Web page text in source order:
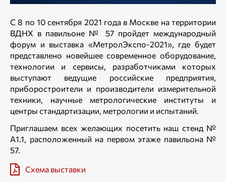
С 8 по 10 сентября 2021 года в Москве на территории
ВДНХ в павильоне № 57 пройдет международный
форум и выставка «МетролЭкспо-2021», где будет
представлено новейшее современное оборудование,
технологии и сервисы, разработчиками которых
выступают ведущие российские предприятия,
приборостроители и производители измерительной
техники, научные метрологические институты и
центры стандартизации, метрологии и испытаний.
Приглашаем всех желающих посетить наш стенд №
А1.1, расположенный на первом этаже павильона №
57.
Схема выставки